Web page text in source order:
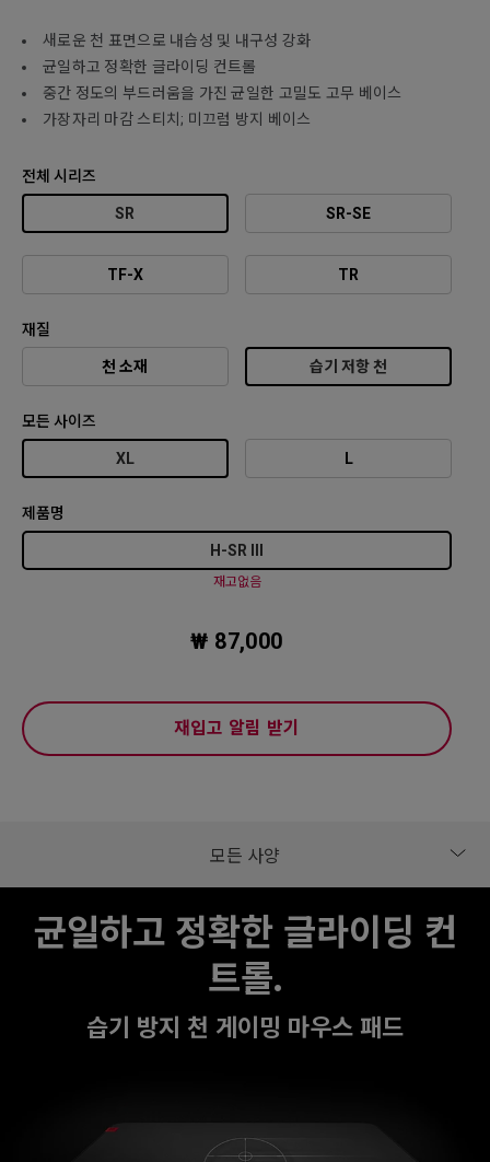
새로운 천 표면으로 내습성 및 내구성 강화
균일하고 정확한 글라이딩 컨트롤
중간 정도의 부드러움을 가진 균일한 고밀도 고무 베이스
가장자리 마감 스티치; 미끄럼 방지 베이스
전체 시리즈
SR SR-SE
TF-X TR
재질
천 소재 습기 저항 천
모든 사이즈
XL L
제품명
H-SR III
재고없음
₩ 87,000
재입고 알림 받기
균일하고 정확한 글라이딩 컨
트롤.
습기 방지 천 게이밍 마우스 패드